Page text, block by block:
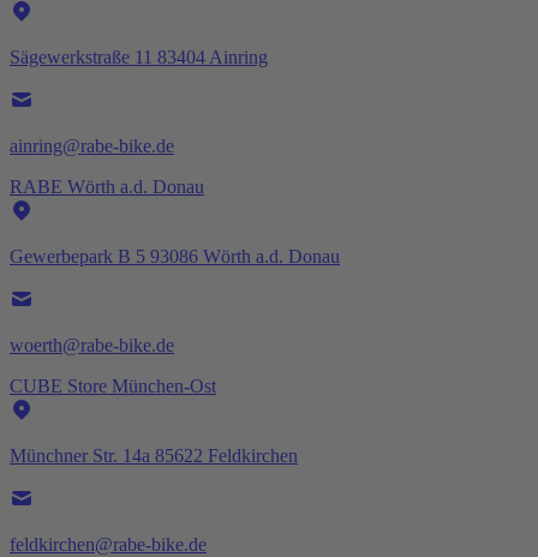
Sägewerkstraße 11 83404 Ainring
ainring@rabe-bike.de
RABE Wörth a.d. Donau
Gewerbepark B 5 93086 Wörth a.d. Donau
woerth@rabe-bike.de
CUBE Store München-Ost
Münchner Str. 14a 85622 Feldkirchen
feldkirchen@rabe-bike.de